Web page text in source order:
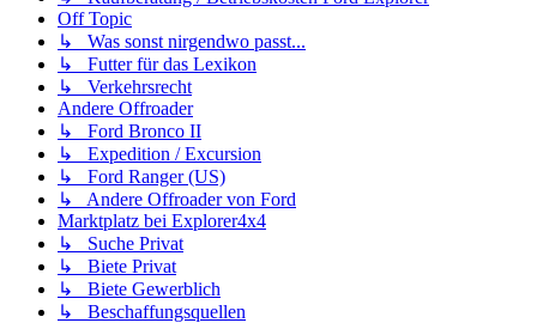
Off Topic
↳ Was sonst nirgendwo passt...
↳ Futter für das Lexikon
↳ Verkehrsrecht
Andere Offroader
↳ Ford Bronco II
↳ Expedition / Excursion
↳ Ford Ranger (US)
↳ Andere Offroader von Ford
Marktplatz bei Explorer4x4
↳ Suche Privat
↳ Biete Privat
↳ Biete Gewerblich
↳ Beschaffungsquellen